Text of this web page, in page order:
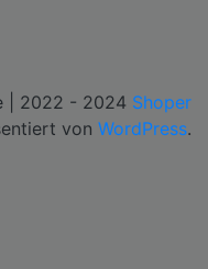
| 2022 - 2024 Shoper
von WordPress.